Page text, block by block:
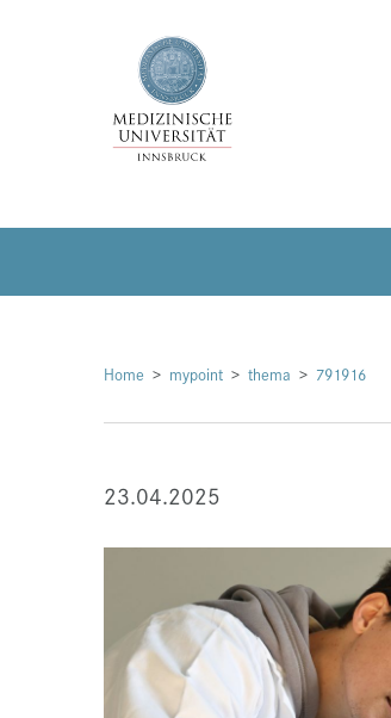
Home mypoint thema 791916
23.04.2025